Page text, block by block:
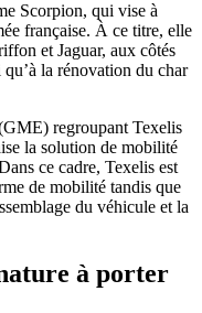
Scorpion, qui vise à
française. À ce titre, elle
et Jaguar, aux côtés
la rénovation du char
regroupant Texelis
la solution de mobilité
ce cadre, Texelis est
de mobilité tandis que
du véhicule et la
à porter